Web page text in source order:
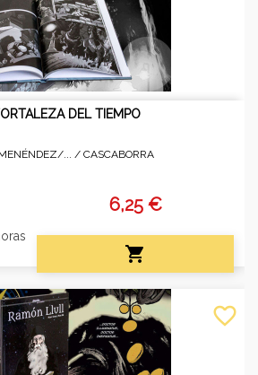
DEL TIEMPO
... / CASCABORRA
6,25 €

favorite_border